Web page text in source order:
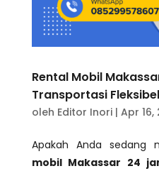
Rental Mobil
Transportasi Fleksibel
oleh Editor Inori| Apr 16,
Apakah Anda sedang
mobil Makassar 24